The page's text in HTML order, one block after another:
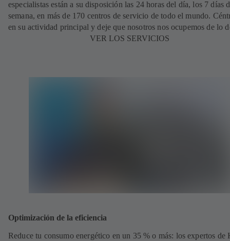
especialistas están a su disposición las 24 horas del día, los 7 días
semana, en más de 170 centros de servicio de todo el mundo.
en su actividad principal y deje que nosotros nos ocupemos de lo
VER LOS SERVICIOS
Optimización de la eficiencia
Reduce tu consumo energético en un 35 % o más: los expertos de